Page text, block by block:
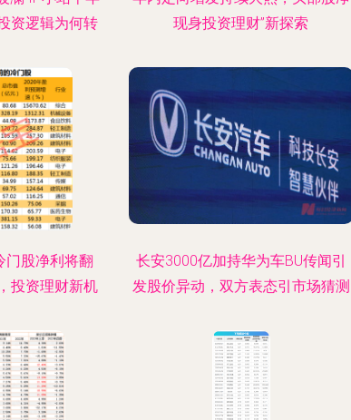
资逻辑为何转
现身投资理财”新探索
门股净利将翻
投资理财新机
长安3000亿加持华为车BU传闻引
发股价异动，双方表态引市场猜测